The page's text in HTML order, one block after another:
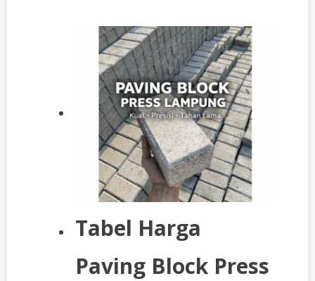
Tabel Harga
Paving Block Press